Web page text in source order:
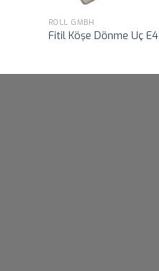
ROLL GMBH
Fitil Köşe Dönme Uç E4